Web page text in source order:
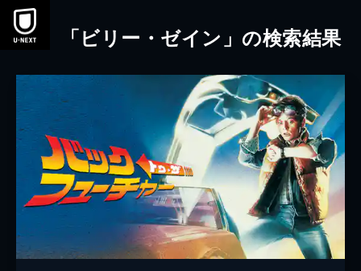
本文へスキップ
「ビリー・ゼイン」の検索結果